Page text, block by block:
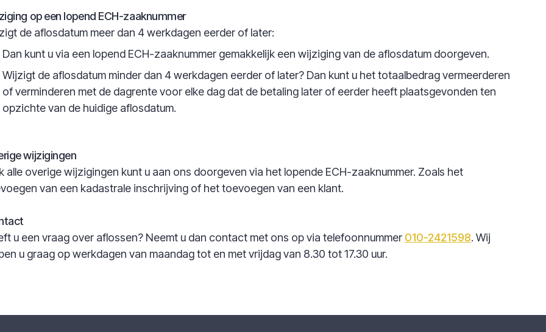
op een lopend ECH-zaaknummer
de aflosdatum meer dan 4 werkdagen eerder of later:
Dan kunt u via een lopend ECH-zaaknummer gemakkelijk een wijziging van de aflosdatum doorgeven.
Wijzigt de aflosdatum minder dan 4 werkdagen eerder of later? Dan kunt u het totaalbedrag vermeerderen
of verminderen met de dagrente voor elke dag dat de betaling later of eerder heeft plaatsgevonden ten
opzichte van de huidige aflosdatum.
wijzigingen
alle overige wijzigingen kunt u aan ons doorgeven via het lopende ECH-zaaknummer. Zoals het
van een kadastrale inschrijving of het toevoegen van een klant.
u een vraag over aflossen? Neemt u dan contact met ons op via telefoonnummer 010-2421598. Wij
u graag op werkdagen van maandag tot en met vrijdag van 8.30 tot 17.30 uur.